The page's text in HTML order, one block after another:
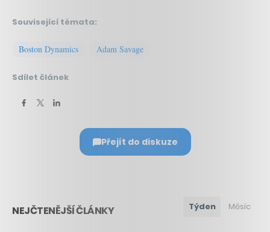
Související témata:
Boston Dynamics Adam Savage
Sdílet článek
Přejít do diskuze
NEJČTENĚJŠÍ ČLÁNKY Týden Měsíc